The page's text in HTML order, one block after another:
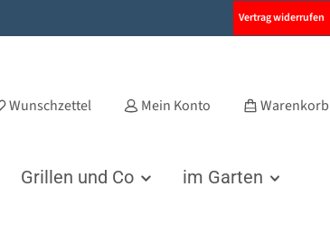
Vertrag widerrufen
Wunschzettel Mein Konto Warenkorb
Grillen und Co im Garten